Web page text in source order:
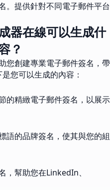
。提供針對不同電子郵件平台
器在線可以生成什
？
您創建專業電子郵件簽名，帶
您可以生成的內容：
的精緻電子郵件簽名，以展示
語的品牌簽名，使其與您的組
，幫助您在LinkedIn、